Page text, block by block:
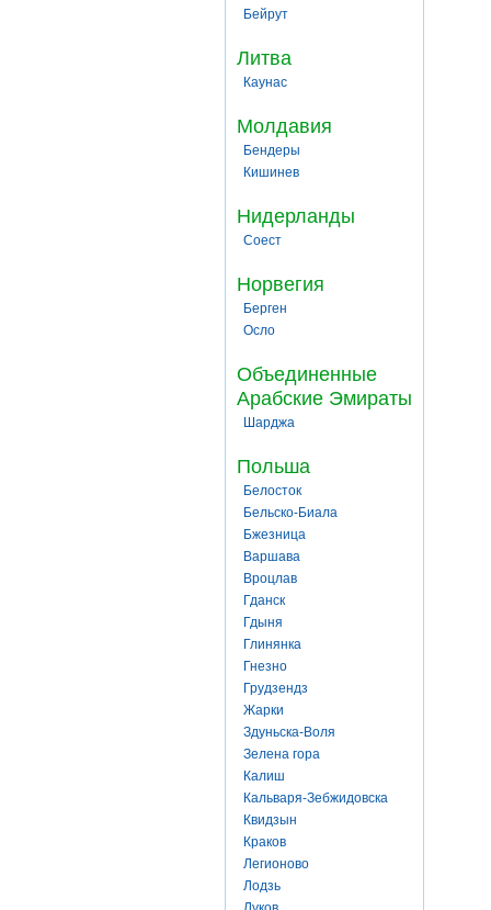
Бейрут
Литва
Каунас
Молдавия
Бендеры
Кишинев
Нидерланды
Соест
Норвегия
Берген
Осло
Объединенные
Арабские Эмираты
Шарджа
Польша
Белосток
Бельско-Биала
Бжезница
Варшава
Вроцлав
Гданск
Гдыня
Глинянка
Гнезно
Грудзендз
Жарки
Здуньска-Воля
Зелена гора
Калиш
Кальваря-Зебжидовска
Квидзын
Краков
Легионово
Лодзь